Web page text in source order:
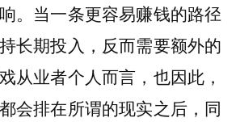
。当一条更容易赚钱的路径
长期投入，反而需要额外的
从业者个人而言，也因此，
会排在所谓的现实之后，同